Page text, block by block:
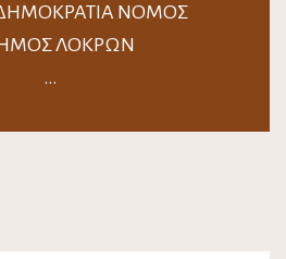
ΝΟΜΟΣ
ΔΗΜΟΣ ΛΟΚΡΩΝ
…